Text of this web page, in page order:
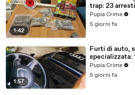
1:42
trap: 23
Pupia Crime
5 giorni fa
1:57
Furti di auto,
specializzata:
Pupia Crime
5 giorni fa